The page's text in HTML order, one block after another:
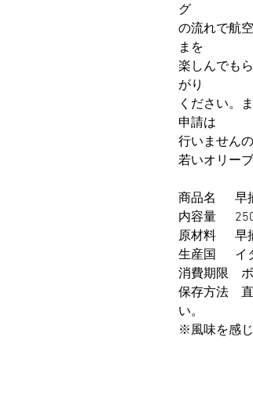
グ
の流れで航
まを
楽しんでも
がり
ください。
申請は
行いません
若いオリー
商品名 早摘
内容量
原材料 早
生産国 イ
消費期限 ボ
保存方法 直
い。
※風味を感